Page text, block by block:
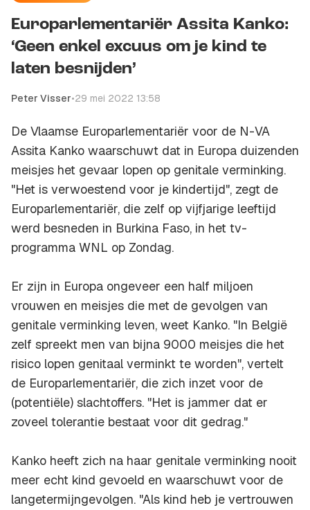
Europarlementariër Assita Kanko:
‘Geen enkel excuus om je kind te
laten besnijden’
Peter Visser•29 mei 2022 13:58
De Vlaamse Europarlementariër voor de N-VA
Assita Kanko waarschuwt dat in Europa duizenden
meisjes het gevaar lopen op genitale verminking.
"Het is verwoestend voor je kindertijd", zegt de
Europarlementariër, die zelf op vijfjarige leeftijd
werd besneden in Burkina Faso, in het tv-
programma WNL op Zondag.
Er zijn in Europa ongeveer een half miljoen
vrouwen en meisjes die met de gevolgen van
genitale verminking leven, weet Kanko. "In België
zelf spreekt men van bijna 9000 meisjes die het
risico lopen genitaal verminkt te worden", vertelt
de Europarlementariër, die zich inzet voor de
(potentiële) slachtoffers. "Het is jammer dat er
zoveel tolerantie bestaat voor dit gedrag."
Kanko heeft zich na haar genitale verminking nooit
meer echt kind gevoeld en waarschuwt voor de
langetermijngevolgen. "Als kind heb je vertrouwen